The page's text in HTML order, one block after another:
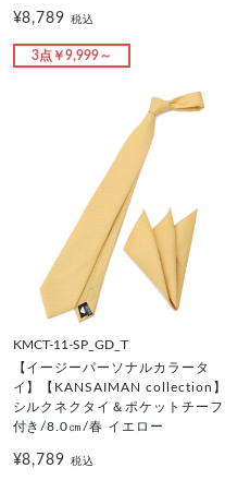
¥8,789税込
3点￥9,999～
KMCT-11-SP_GD_T
【イージーパーソナルカラータ
イ】【KANSAIMAN collection】
シルクネクタイ＆ポケットチーフ
付き/8.0㎝/春 イエロー
¥8,789税込